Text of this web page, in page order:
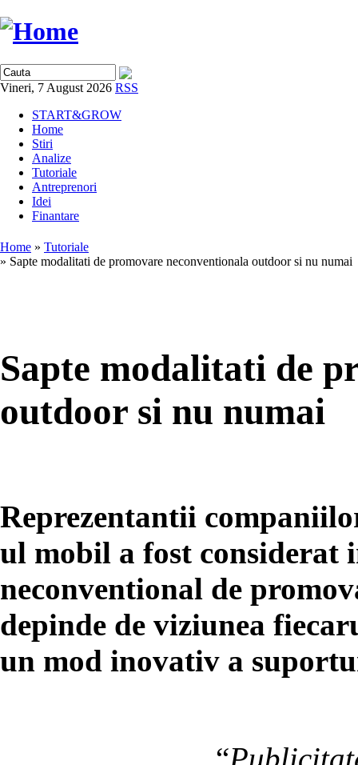
Vineri, 7 August 2026 RSS
START&GROW
Home
Stiri
Analize
Tutoriale
Antreprenori
Idei
Finantare
Home » Tutoriale
» Sapte modalitati de promovare neconventionala outdoor si nu numai
Sapte modalitati de
outdoor si nu numai
Reprezentantii
ul mobil a fost considerat
neconventional de
depinde de viziunea
un mod inovativ a